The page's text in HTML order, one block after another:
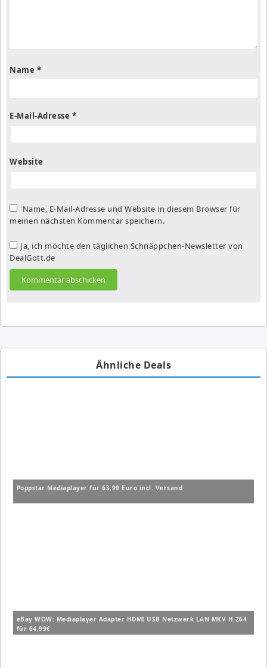
Name *
E-Mail-Adresse *
Website
Name, E-Mail-Adresse und Website in diesem Browser für
meinen nächsten Kommentar speichern.
Ja, ich möchte den täglichen Schnäppchen-Newsletter von
DealGott.de
Ähnliche Deals
Poppstar Mediaplayer für 63,99 Euro incl. Versand
eBay WOW: Mediaplayer Adapter HDMI USB Netzwerk LAN MKV H.264
für 64,99€